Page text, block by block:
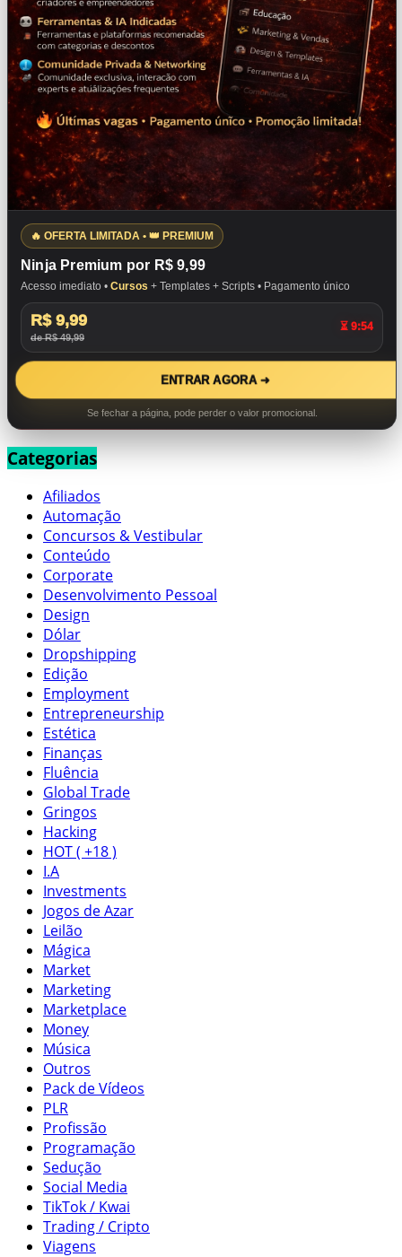
🔥 OFERTA LIMITADA • 👑 PREMIUM
Ninja Premium por R$ 9,99
Acesso imediato • Cursos + Templates + Scripts • Pagamento único
R$ 9,99
de R$ 49,99
⏳ 9:53
ENTRAR AGORA ➜
Se fechar a página, pode perder o valor promocional.
Categorias
Afiliados
Automação
Concursos & Vestibular
Conteúdo
Corporate
Desenvolvimento Pessoal
Design
Dólar
Dropshipping
Edição
Employment
Entrepreneurship
Estética
Finanças
Fluência
Global Trade
Gringos
Hacking
HOT ( +18 )
I.A
Investments
Jogos de Azar
Leilão
Mágica
Market
Marketing
Marketplace
Money
Música
Outros
Pack de Vídeos
PLR
Profissão
Programação
Sedução
Social Media
TikTok / Kwai
Trading / Cripto
Viagens